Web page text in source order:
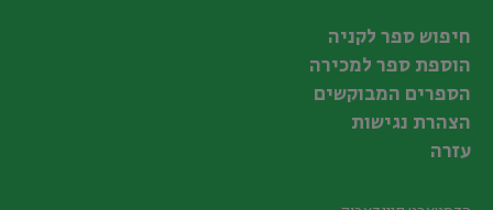
חיפוש ספר לקניה
הוספת ספר למכירה
הספרים המבוקשים
הצהרת נגישות
עזרה